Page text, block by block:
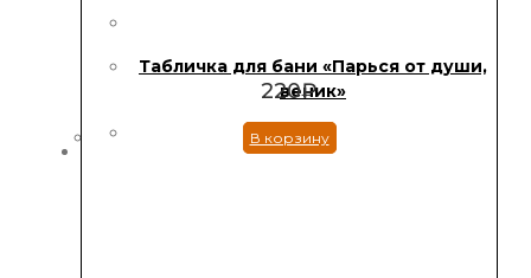
Табличка для бани «Парься от души,
веник»
220₽
В корзину